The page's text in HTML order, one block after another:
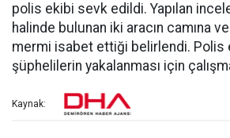
polis ekibi sevk edildi. Yapılan
halinde bulunan iki aracın camına
mermi isabet ettiği belirlendi. Polis
şüphelilerin yakalanması için
Kaynak: